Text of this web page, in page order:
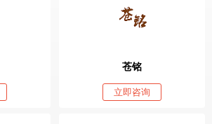
苍铭
立即咨询